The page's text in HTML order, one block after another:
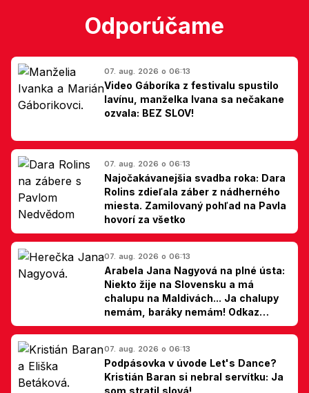
Odporúčame
07. aug. 2026 o 06:13
Video Gáboríka z festivalu spustilo
lavínu, manželka Ivana sa nečakane
ozvala: BEZ SLOV!
07. aug. 2026 o 06:13
Najočakávanejšia svadba roka: Dara
Rolins zdieľala záber z nádherného
miesta. Zamilovaný pohľad na Pavla
hovorí za všetko
07. aug. 2026 o 06:13
Arabela Jana Nagyová na plné ústa:
Niekto žije na Slovensku a má
chalupu na Maldivách... Ja chalupy
nemám, baráky nemám! Odkaz
Slovákom
07. aug. 2026 o 06:13
Podpásovka v úvode Let's Dance?
Kristián Baran si nebral servítku: Ja